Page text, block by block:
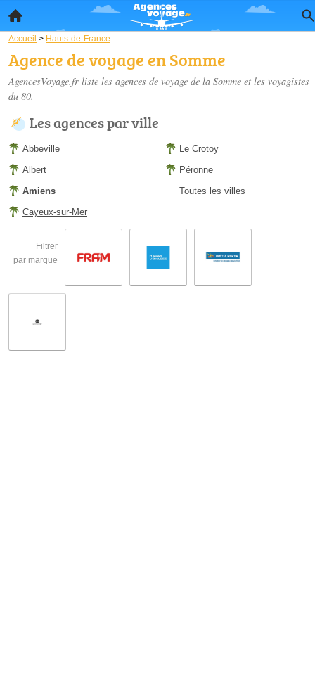
Accueil > Hauts-de-France
Agence de voyage en Somme
AgencesVoyage.fr liste les agences de voyage de la Somme et les voyagistes
du 80.
Les agences par ville
Abbeville
Albert
Amiens
Cayeux-sur-Mer
Le Crotoy
Péronne
Toutes les villes
Filtrer
par marque